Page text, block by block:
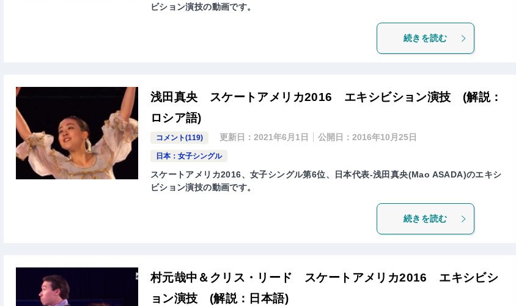
ビション演技の動画です。
続きを読む
浅田真央 スケートアメリカ2016 エキシビション演技 (解説：
ロシア語)
コメント(119) 更新日：2021年6月1日 公開日：2016年10月25日
日本：女子シングル
スケートアメリカ2016、女子シングル第6位、日本代表-浅田真央(Mao ASADA)のエキシ
ビション演技の動画です。
続きを読む
村元哉中＆クリス・リード スケートアメリカ2016 エキシビシ
ョン演技 (解説：日本語)